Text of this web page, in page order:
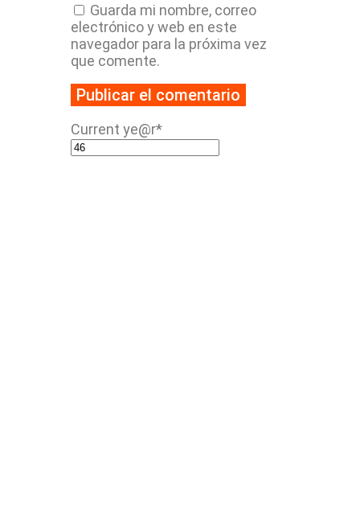
Guarda mi nombre, correo
electrónico y web en este
navegador para la próxima vez
que comente.
Current ye@r*